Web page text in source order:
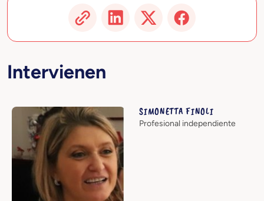
Intervienen
SIMONETTA FINOLI
Profesional independiente